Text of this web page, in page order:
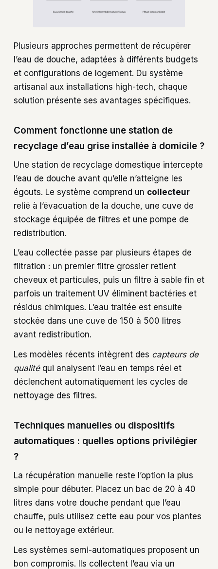
Plusieurs approches permettent de récupérer
l’eau de douche, adaptées à différents budgets
et configurations de logement. Du système
artisanal aux installations high-tech, chaque
solution présente ses avantages spécifiques.
Comment fonctionne une station de
recyclage d’eau grise installée à domicile ?
Une station de recyclage domestique intercepte
l’eau de douche avant qu’elle n’atteigne les
égouts. Le système comprend un collecteur
relié à l’évacuation de la douche, une cuve de
stockage équipée de filtres et une pompe de
redistribution.
L’eau collectée passe par plusieurs étapes de
filtration : un premier filtre grossier retient
cheveux et particules, puis un filtre à sable fin et
parfois un traitement UV éliminent bactéries et
résidus chimiques. L’eau traitée est ensuite
stockée dans une cuve de 150 à 500 litres
avant redistribution.
Les modèles récents intègrent des capteurs de
qualitéqui analysent l’eau en temps réel et
déclenchent automatiquement les cycles de
nettoyage des filtres.
Techniques manuelles ou dispositifs
automatiques : quelles options privilégier
?
La récupération manuelle reste l’option la plus
simple pour débuter. Placez un bac de 20 à 40
litres dans votre douche pendant que l’eau
chauffe, puis utilisez cette eau pour vos plantes
ou le nettoyage extérieur.
Les systèmes semi-automatiques proposent un
bon compromis. Ils collectent l’eau via un